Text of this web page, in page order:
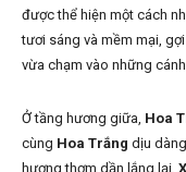
được thể hiện một cách
tươi sáng và mềm mại,
vừa chạm vào những
Ở tầng hương giữa, Hoa
cùng Hoa Trắng dịu
hương thơm dần lắng lại,